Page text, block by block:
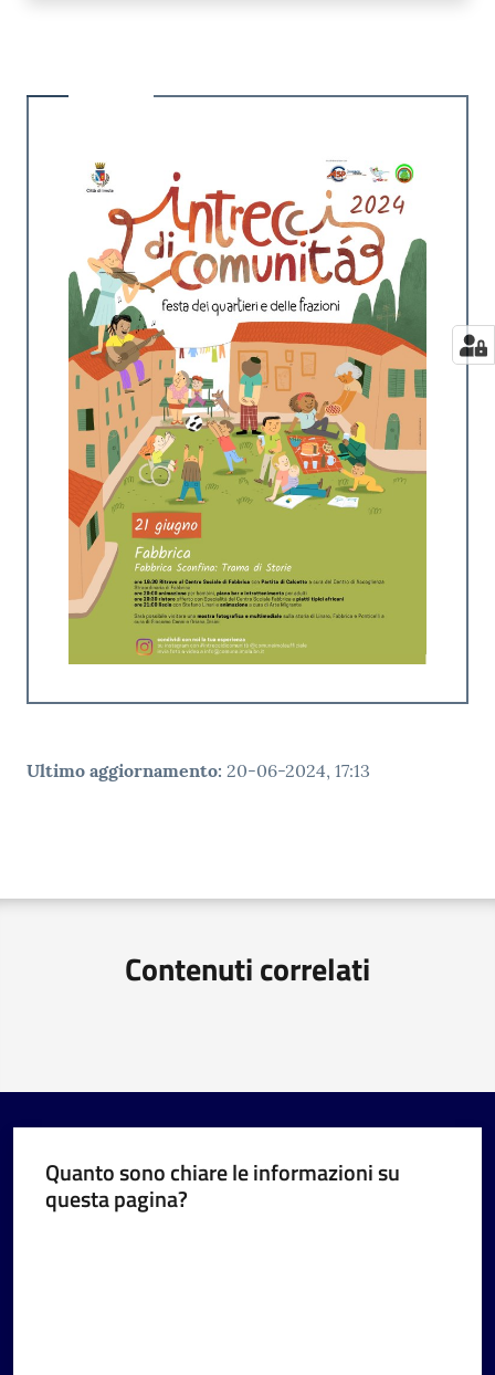
Ultimo aggiornamento: 20-06-2024, 17:13
Contenuti correlati
Quanto sono chiare le informazioni su
questa pagina?